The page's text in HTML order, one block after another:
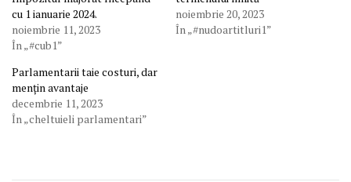
cu 1 ianuarie 2024.
noiembrie 11, 2023
În „#cub1”
noiembrie 20, 2023
În „#nudoartitluri1”
Parlamentarii taie costuri, dar
mențin avantaje
decembrie 11, 2023
În „cheltuieli parlamentari”